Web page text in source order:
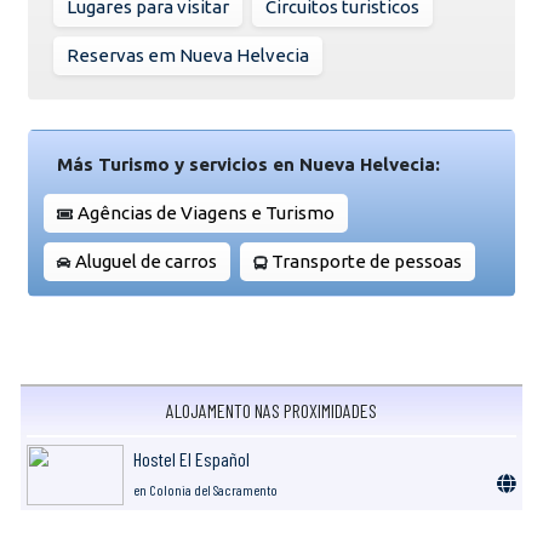
Lugares para visitar Circuitos turisticos
Reservas em Nueva Helvecia
Más Turismo y servicios en Nueva Helvecia:
Agências de Viagens e Turismo
Aluguel de carros Transporte de pessoas
ALOJAMENTO NAS PROXIMIDADES
Hostel El Español
en Colonia del Sacramento